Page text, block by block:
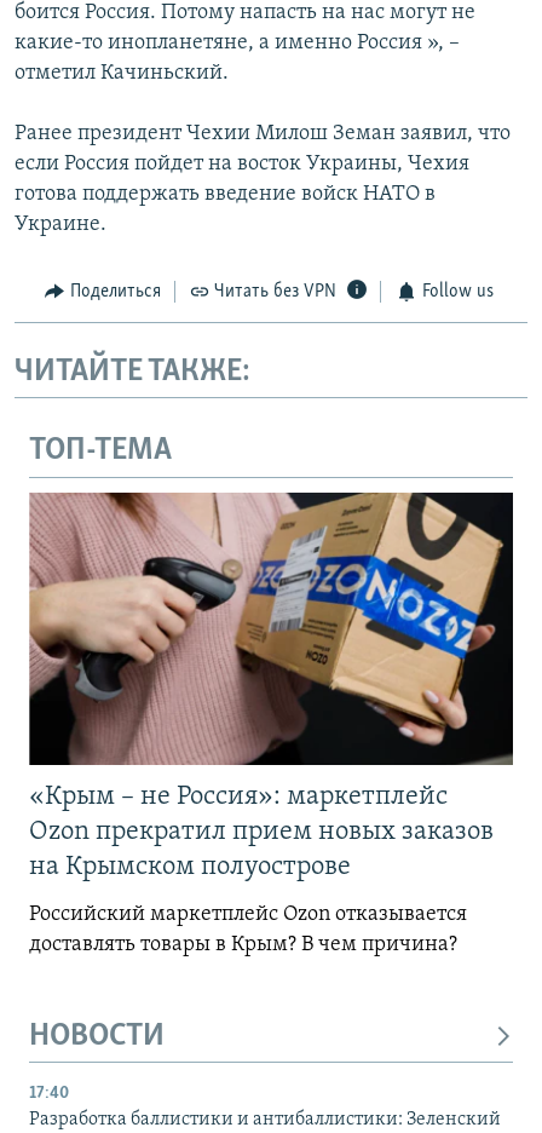
боится Россия. Потому напасть на нас могут не
какие-то инопланетяне, а именно Россия », –
отметил Качиньский.
Ранее президент Чехии Милош Земан заявил, что
если Россия пойдет на восток Украины, Чехия
готова поддержать введение войск НАТО в
Украине.
Поделиться Читать без VPN Follow us
ЧИТАЙТЕ ТАКЖЕ:
ТОП-ТЕМА
«Крым – не Россия»: маркетплейс
Ozon прекратил прием новых заказов
на Крымском полуострове
Российский маркетплейс Ozon отказывается
доставлять товары в Крым? В чем причина?
НОВОСТИ
17:40
Разработка баллистики и антибаллистики: Зеленский